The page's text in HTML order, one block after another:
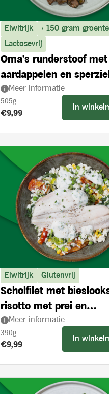
Eiwitrijk
> 150 gram groente
Lactosevrij
Oma's runderstoof met
aardappelen en
Meer informatie
505g
Product prijs:
€9,99
In
Eiwitrijk Glutenvrij
Scholfilet met
risotto met prei en
ovengedroogde tomaten
Meer informatie
390g
Product prijs:
€9,99
In